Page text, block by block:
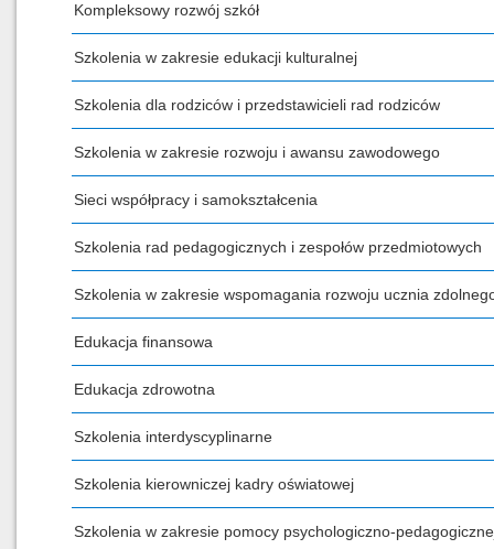
Kompleksowy rozwój szkół
Szkolenia w zakresie edukacji kulturalnej
Szkolenia dla rodziców i przedstawicieli rad rodziców
Szkolenia w zakresie rozwoju i awansu zawodowego
Sieci współpracy i samokształcenia
Szkolenia rad pedagogicznych i zespołów przedmiotowych
Szkolenia w zakresie wspomagania rozwoju ucznia
Edukacja finansowa
Edukacja zdrowotna
Szkolenia interdyscyplinarne
Szkolenia kierowniczej kadry oświatowej
Szkolenia w zakresie pomocy psychologiczno-